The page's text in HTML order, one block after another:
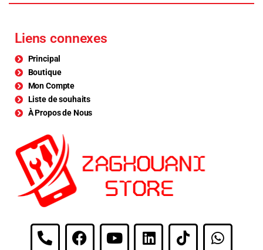
Liens connexes
Principal
Boutique
Mon Compte
Liste de souhaits
À Propos de Nous